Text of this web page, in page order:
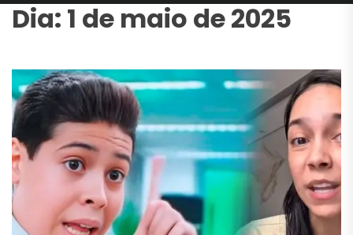
Dia: 1 de maio de 2025